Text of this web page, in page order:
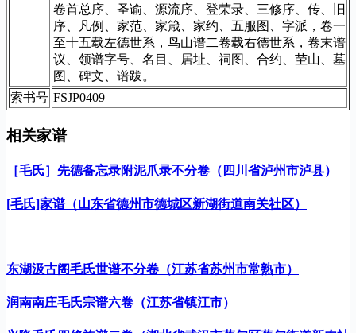
卷首总序、圣谕、源流序、登荣录、三修序、传、旧
序、凡例、家范、家箴、家约、五服图、字派，卷一
至十五载左德世系，鸟山谱二卷载右德世系，卷末谱
议、领谱字号、名目、居址、祠图、合约、茔山、墓
图、碑文、谱跋。
索书号 FSJP0409
相关家谱
［毛氏］先德备忘录附泥爪录不分卷（四川省泸州市泸县）
[毛氏]家谱（山东省德州市德城区新湖街道南关社区）
东湖汲古阁毛氏世谱不分卷（江苏省苏州市常熟市）
润南南庄毛氏宗谱六卷（江苏省镇江市）